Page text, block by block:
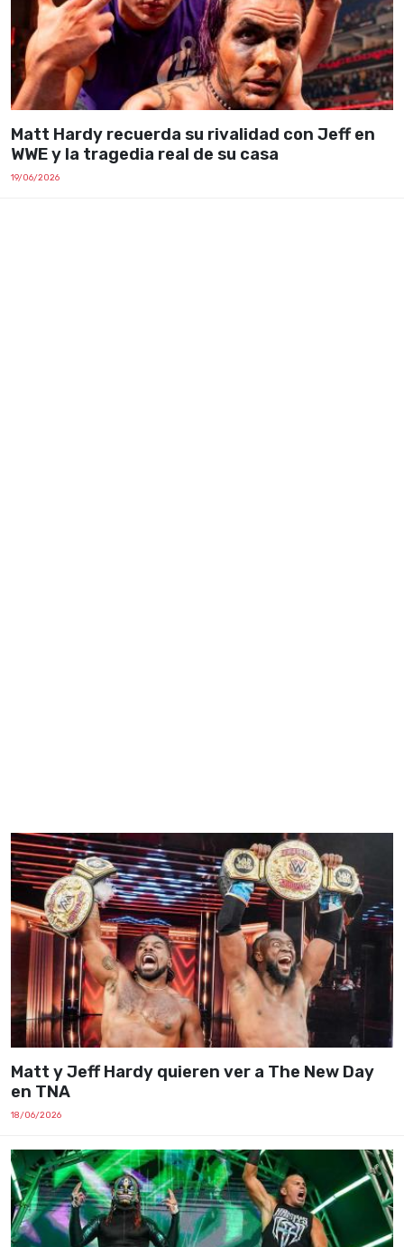
Matt Hardy recuerda su rivalidad con Jeff en
WWE y la tragedia real de su casa
19/06/2026
Matt y Jeff Hardy quieren ver a The New Day
en TNA
18/06/2026